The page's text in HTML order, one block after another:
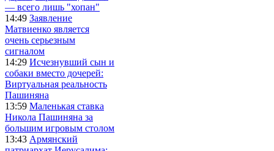
— всего лишь "хопан"
14:49 Заявление
Матвиенко является
очень серьезным
сигналом
14:29 Исчезнувший сын и
собаки вместо дочерей:
Виртуальная реальность
Пашиняна
13:59 Маленькая ставка
Никола Пашиняна за
большим игровым столом
13:43 Армянский